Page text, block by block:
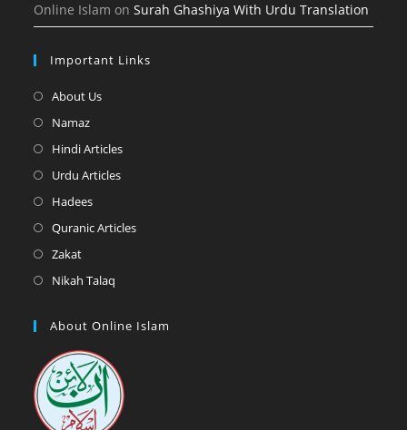
Online Islam onSurah Ghashiya With Urdu Translation
Important Links
About UsOpens
tab
NamazOpens
in
tab
Hindi ArticlesOpens
tab
Urdu ArticlesOpens
HadeesOpens
in
tab
Quranic ArticlesOpens
ZakatOpens
in
new
Nikah Talaq
a
tab
About Online Islam